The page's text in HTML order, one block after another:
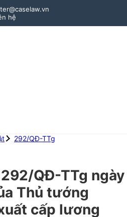
hệ
292/QĐ-TTg
QĐ-TTg ngày
Thủ tướng
cấp lương